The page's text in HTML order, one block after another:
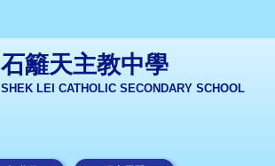
石籬天主教中學
SHEK LEI CATHOLIC SECONDARY SCHOOL